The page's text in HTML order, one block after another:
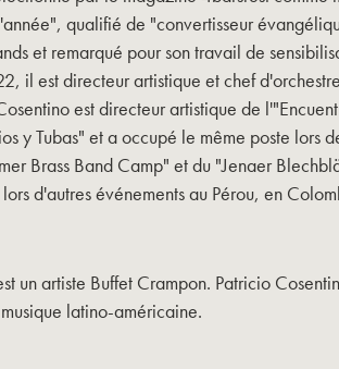
qualifié de "convertisseur
et remarqué pour son travail de
il est directeur artistique et chef
est directeur artistique de
y Tubas" et a occupé le même poste lors
Brass Band Camp" et du "Jenaer
d'autres événements au Pérou, en
un artiste Buffet Crampon. Patricio
latino-américaine.